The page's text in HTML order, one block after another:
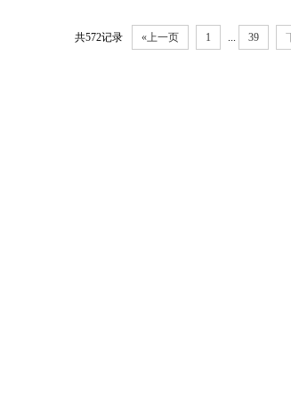
共572记录 «上一页 1 ... 39